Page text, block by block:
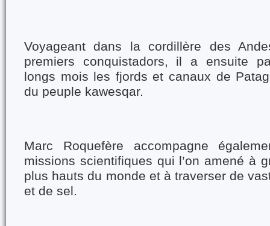
Voyageant dans la cordillère des
premiers conquistadors, il a ensuite
longs mois les fjords et canaux de
du peuple kawesqar.
Marc Roquefère accompagne
missions scientifiques qui l’on amené à
plus hauts du monde et à traverser de
et de sel.